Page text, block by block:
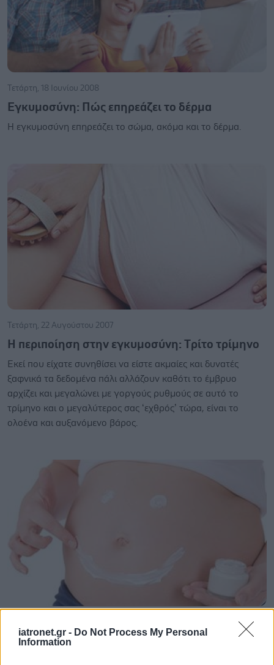
iatronet.gr - Do Not Process My Personal
Information
Τετάρτη, 18 Ιουνίου 2008
Εγκυμοσύνη: Πώς επηρεάζει το δέρμα
Η εγκυμοσύνη επηρεάζει το σώμα, ακόμα και το δέρμα.
Τετάρτη, 22 Αυγούστου 2007
Η περιποίηση στην εγκυμοσύνη: Tρίτο τρίμηνο
Εκεί που είχατε συνηθίσει να είστε ακμαίες και δυνατές
ξαφνικά τα δεδομένα πάλι αλλάζουν καθότι το έμβρυο
αρχίζει και μεγαλώνει με γοργούς ρυθμούς σε αυτό το
τρίμηνο και ο μεγαλύτερος σας ‘εχθρός’ τώρα, είναι το
ολοένα και αυξανόμενο βάρος.
H περιποίηση της μέλλουσας μητέρας: Δεύτερο